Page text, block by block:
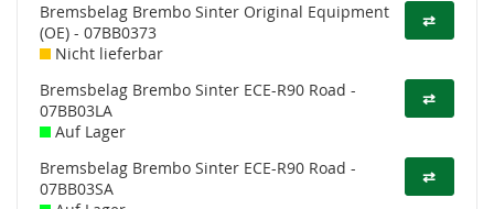
⇄
Bremsbelag Brembo Sinter Original Equipment
(OE) - 07BB0373
Nicht lieferbar
⇄
Bremsbelag Brembo Sinter ECE-R90 Road -
07BB03LA
Auf Lager
⇄
Bremsbelag Brembo Sinter ECE-R90 Road -
07BB03SA